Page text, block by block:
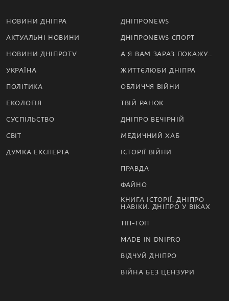
НОВИНИ ДНІПРА
АКТУАЛЬНІ НОВИНИ
НОВИНИ ДНІПРОTV
УКРАЇНА
ПОЛІТИКА
ЕКОЛОГІЯ
СУСПІЛЬСТВО
СВІТ
ДУМКА ЕКСПЕРТА
ДНІПРОNEWS
ДНІПРОNEWS СПОРТ
А Я ВАМ ЗАРАЗ ПОКАЖУ…
ЖИТТЄЛЮБИ ДНІПРА
ОБЛИЧЧЯ ВІЙНИ
ТВІЙ РАНОК
ДНІПРО ВЕЧІРНІЙ
МЕДИЧНИЙ ХАБ
ІСТОРІЇ ВІЙНИ
ПРАВДА
ФАЙНО
КНИГА ІСТОРІЇ. ДНІПРО
НАВІКИ. ДНІПРО У ВІКАХ
ТІП-ТОП
MADE IN DNIPRO
ВІДЧУЙ ДНІПРО
ВІЙНА БЕЗ ЦЕНЗУРИ